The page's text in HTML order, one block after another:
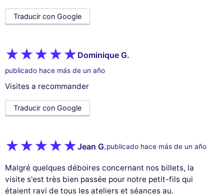
Traducir con Google
Dominique G.
publicado hace más de un año
Visites a recommander
Traducir con Google
Jean G.publicado hace más de un año
Malgré quelques déboires concernant nos billets, la
visite s'est très bien passée pour notre petit-fils qui
étaient ravi de tous les ateliers et séances au.